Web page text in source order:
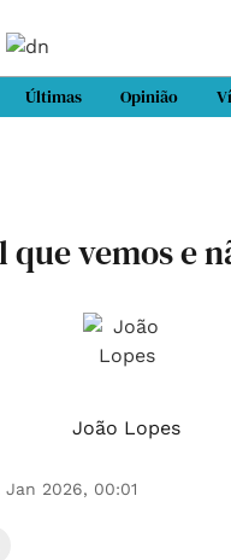
Últimas Opinião
vemos e
João Lopes
Jan 2026, 00:01